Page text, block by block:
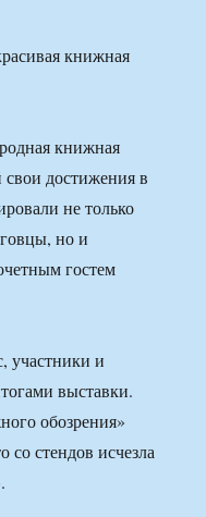
книжная
свои достижения в
не только
но и
гостем
участники и
выставки.
обозрения»
со стендов исчезла